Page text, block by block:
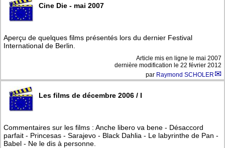
Cine Die - mai 2007
Aperçu de quelques films présentés lors du dernier Festival
International de Berlin.
Article mis en ligne le mai 2007
dernière modification le 22 février 2012
par Raymond SCHOLER
Les films de décembre 2006 / I
Commentaires sur les films : Anche libero va bene - Désaccord
parfait - Princesas - Sarajevo - Black Dahlia - Le labyrinthe de Pan -
Babel - Ne le dis à personne.